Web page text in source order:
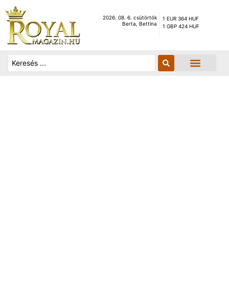
2026. 08. 6. csütörtök
Berta, Bettina
1 EUR 364 HUF
1 GBP 424 HUF